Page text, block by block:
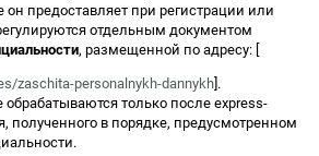
он предоставляет при регистрации или
отдельным документом
, размещенной по адресу: [
zaschita-personalnykh-dannykh].
только после express-
полученного в порядке, предусмотренном